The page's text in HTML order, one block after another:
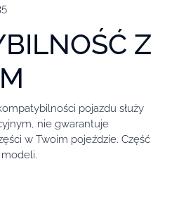
Z
pojazdu służy
nie gwarantuje
w Twoim pojeździe. Część
modeli.